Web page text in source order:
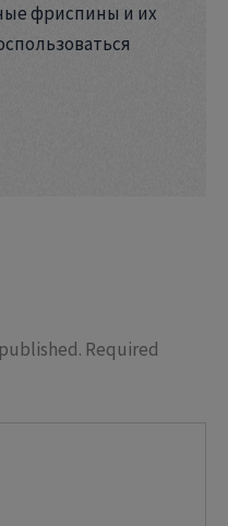
фриспины и их
Required